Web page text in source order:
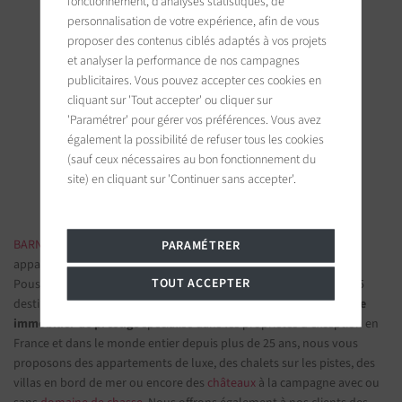
BARNES Saint-Tropez
9, avenue du 8 mai 1945
83990 Saint-Tropez, France
Suivez-nous sur les réseaux sociaux
BARNES IMMOBILIER DE LUXE- Les plus belles demeures et
appartements de prestige
Poussez la porte d'une de nosagences immobilières
parmi nos 75
destinations et confiez-nous vos projets d’investissement.Groupe
immobilier de prestigespécialisé dans les propriétés d'exception en
France et dans le monde entier depuis plus de 25 ans, nous vous
proposons des appartements de luxe, des chalets sur les pistes, des
villas en bord de mer ou encore des châteaux à la campagne avec ou
personnalisation de votre expérience, afin de vous
proposer des contenus ciblés adaptés à vos projets
et analyser la performance de nos campagnes
publicitaires. Vous pouvez accepter ces cookies en
cliquant sur 'Tout accepter' ou cliquer sur
'Paramétrer' pour gérer vos préférences. Vous avez
également la possibilité de refuser tous les cookies
(sauf ceux nécessaires au bon fonctionnement du
site) en cliquant sur 'Continuer sans accepter'.
PARAMÉTRER
TOUT ACCEPTER